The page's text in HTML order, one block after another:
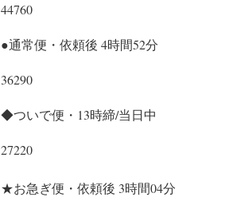
44760
●通常便・依頼後 4時間52分
36290
◆ついで便・13時締/当日中
27220
★お急ぎ便・依頼後 3時間04分